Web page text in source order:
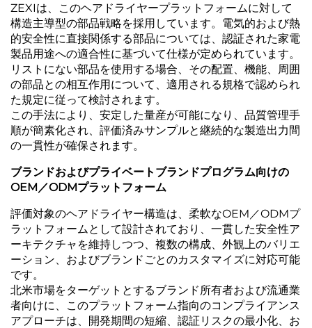
ZEXIは、このヘアドライヤープラットフォームに対して
構造主導型の部品戦略を採用しています。電気的および熱
的安全性に直接関係する部品については、認証された家電
製品用途への適合性に基づいて仕様が定められています。
リストにない部品を使用する場合、その配置、機能、周囲
の部品との相互作用について、適用される規格で認められ
た規定に従って検討されます。
この手法により、安定した量産が可能になり、品質管理手
順が簡素化され、評価済みサンプルと継続的な製造出力間
の一貫性が確保されます。
ブランドおよびプライベートブランドプログラム向けの
OEM／ODMプラットフォーム
評価対象のヘアドライヤー構造は、柔軟なOEM／ODMプ
ラットフォームとして設計されており、一貫した安全性ア
ーキテクチャを維持しつつ、複数の構成、外観上のバリエ
ーション、およびブランドごとのカスタマイズに対応可能
です。
北米市場をターゲットとするブランド所有者および流通業
者向けに、このプラットフォーム指向のコンプライアンス
アプローチは、開発期間の短縮、認証リスクの最小化、お